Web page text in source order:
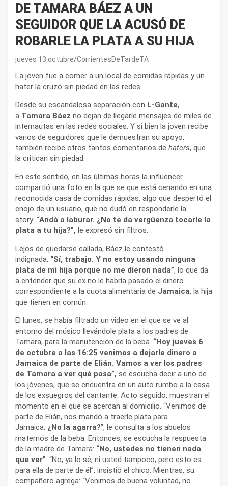
DE TAMARA BÁEZ A UN
SEGUIDOR QUE LA ACUSÓ DE
ROBARLE LA PLATA A SU HIJA
jueves 13 octubre CorrientesDeTardeTA
La joven fue a comer a un local de comidas rápidas y un
hater la cruzó sin piedad en las redes
Desde su escandalosa separación con L-Gante,
a Tamara Báez no dejan de llegarle mensajes de miles de
internautas en las redes sociales. Y si bien la joven recibe
varios de seguidores que le demuestran su apoyo,
también recibe otros tantos comentarios de haters, que
la critican sin piedad.
En este sentido, en las últimas horas la influencer
compartió una foto en la que se que está cenando en una
reconocida casa de comidas rápidas, algo que despertó el
enojo de un usuario, que no dudó en responderle la
story: “Andá a laburar. ¿No te da vergüenza tocarle la
plata a tu hija?”, le expresó sin filtros.
Lejos de quedarse callada, Báez le contestó
indignada: “Sí, trabajo. Y no estoy usando ninguna
plata de mi hija porque no me dieron nada”, lo que da
a entender que su ex no le habría pasado el dinero
correspondiente a la cuota alimentaria de Jamaica, la hija
que tienen en común.
El lunes, se había filtrado un video en el que se ve al
entorno del músico llevándole plata a los padres de
Tamara, para la manutención de la beba. “Hoy jueves 6
de octubre a las 16:25 venimos a dejarle dinero a
Jamaica de parte de Elián. Vamos a ver los padres
de Tamara a ver qué pasa”, se escucha decir a uno de
los jóvenes, que se encuentra en un auto rumbo a la casa
de los exsuegros del cantante. Acto seguido, muestran el
momento en el que se acercan al domicilio. “Venimos de
parte de Elián, nos mandó a traerle plata para
Jamaica. ¿No la agarra?”, le consulta a los abuelos
maternos de la beba. Entonces, se escucha la respuesta
de la madre de Tamara: “No, ustedes no tienen nada
que ver”. “No, ya lo sé, ni usted tampoco, pero esto es
para ella de parte de él”, insistió el chico. Mientras, su
compañero agrega: “Venimos de buena voluntad, no